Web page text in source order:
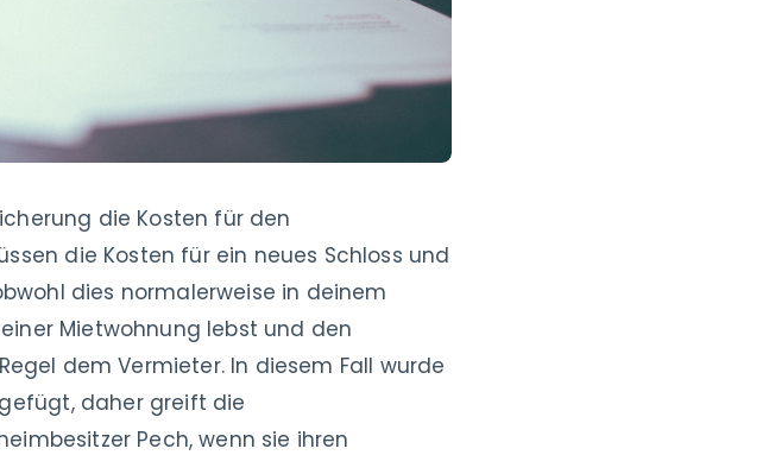
die Kosten für den
die Kosten für ein neues Schloss und
dies normalerweise in deinem
Mietwohnung lebst und den
dem Vermieter. In diesem Fall wurde
daher greift die
Pech, wenn sie ihren